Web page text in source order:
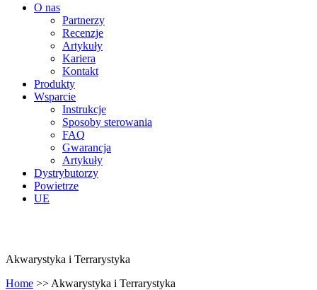
O nas
Partnerzy
Recenzje
Artykuły
Kariera
Kontakt
Produkty
Wsparcie
Instrukcje
Sposoby sterowania
FAQ
Gwarancja
Artykuły
Dystrybutorzy
Powietrze
UE
Akwarystyka i Terrarystyka
Home >> Akwarystyka i Terrarystyka